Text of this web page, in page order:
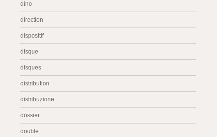
dino
direction
dispositif
disque
disques
distribution
distribuzione
dossier
double